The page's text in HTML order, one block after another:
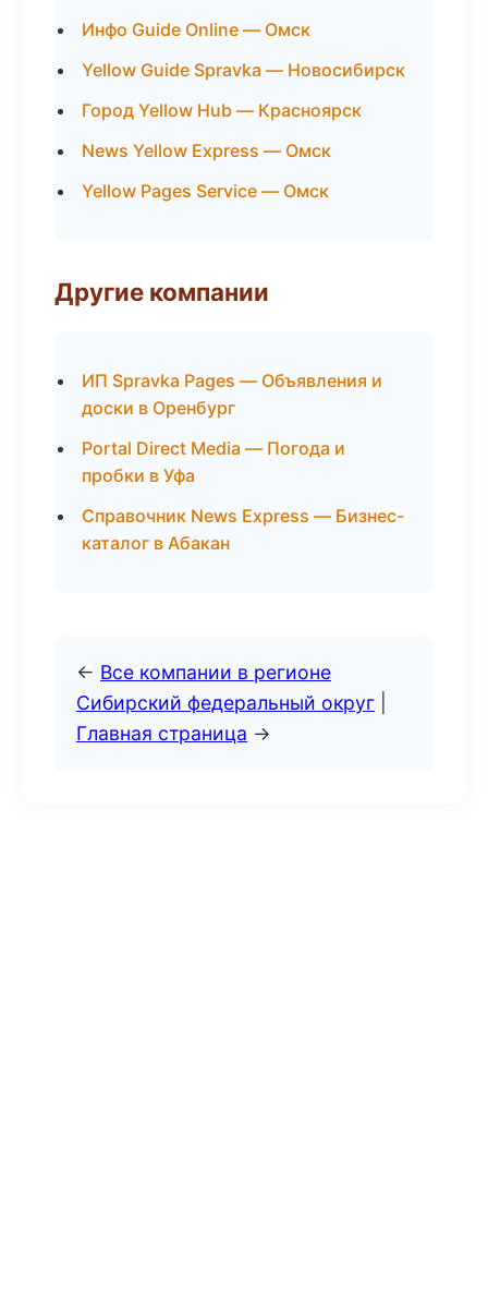
Инфо Guide Online — Омск
Yellow Guide Spravka — Новосибирск
Город Yellow Hub — Красноярск
News Yellow Express — Омск
Yellow Pages Service — Омск
Другие компании
ИП Spravka Pages — Объявления и
доски в Оренбург
Portal Direct Media — Погода и
пробки в Уфа
Справочник News Express — Бизнес-
каталог в Абакан
← Все компании в регионе
Сибирский федеральный округ
Главная страница →